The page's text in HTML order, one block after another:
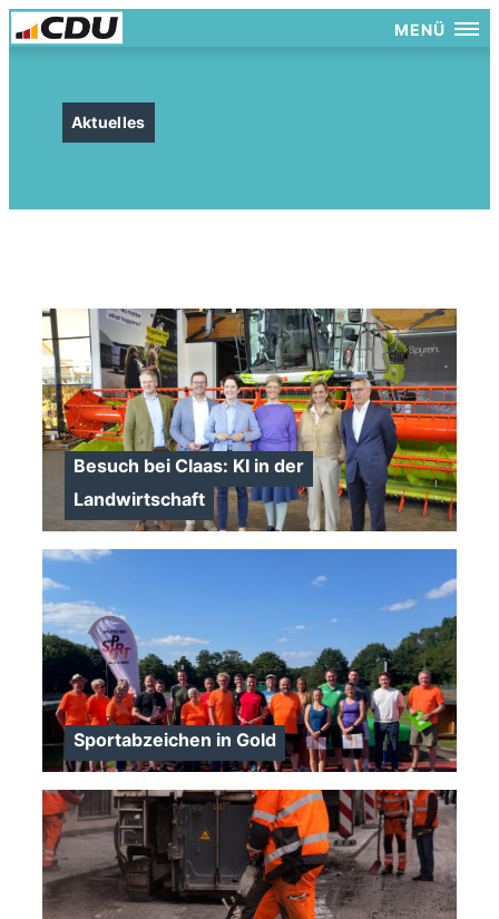
MENÜ
Aktuelles
Besuch bei Claas: KI in der
Landwirtschaft
>
Sportabzeichen in Gold
>